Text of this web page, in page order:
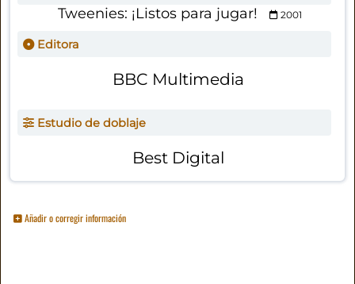
Tweenies: ¡Listos para jugar! 2001
Editora
BBC Multimedia
Estudio de doblaje
Best Digital
Añadir o corregir información